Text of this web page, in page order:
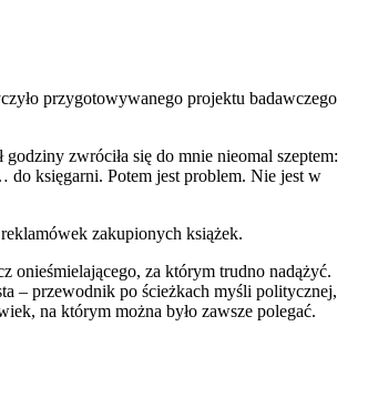
przygotowywanego projektu badawczego
godziny zwróciła się do mnie nieomal szeptem:
księgarni. Potem jest problem. Nie jest w
zakupionych książek.
onieśmielającego, za którym trudno nadążyć.
– przewodnik po ścieżkach myśli politycznej,
na którym można było zawsze polegać.